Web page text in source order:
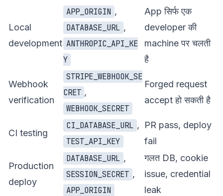
Local
development
APP_ORIGIN ,
DATABASE_URL ,
ANTHROPIC_API_KE
Y
App सिर्फ एक
developer की
machine पर चलती
है
Webhook
verification
STRIPE_WEBHOOK_SE
CRET ,
WEBHOOK_SECRET
Forged request
accept हो सकती है
CI testing
CI_DATABASE_URL ,
TEST_API_KEY
PR pass, deploy
fail
Production
deploy
DATABASE_URL ,
SESSION_SECRET ,
APP_ORIGIN
गलत DB, cookie
issue, credential
leak